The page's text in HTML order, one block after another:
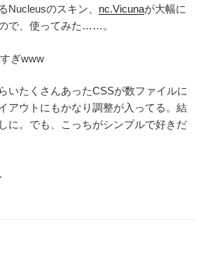
Nucleusのスキン、 nc.Vicunaが大幅に
で、使ってみた……。
ぎwww
いたくさんあったCSSが数ファイルに
アウトにもかなり調整が入ってる。結
に。でも、こっちがシンプルで好きだ